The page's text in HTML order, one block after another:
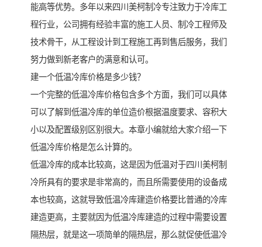
能高等优势。多年以来四川美柯制冷专注致力于冷库工
程行业，公司拥有经验丰富的施工人员、制冷工程师及
技术骨干，从工程设计到工程施工再到售后服务，我们
努力做到新老客户的满意和认可。
建一个低温冷库价格是多少钱？
一个完整的低温冷库价格包含多个方面，我们可以具体
可以了解到低温冷库的单位造价根据温度要求、容积大
小以及配置级别区别很大。本章小编就给大家介绍一下
低温冷库价格是怎么计算的。
低温冷库的成本比较高，这是因为低温对于四川美柯制
冷所具有的要求是非常高的，而且所需要使用的设备成
本也较高，这就导致低温冷库建造价格要比普通的冷库
建造更高，主要就因为低温冷库建造的过程中需要设置
隔热层，就是这一项简单的隔热层，那么就促使低温冷